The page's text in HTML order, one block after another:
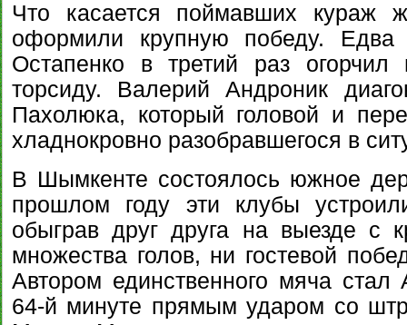
Что касается поймавших кураж
оформили крупную победу.
Остапенко в третий раз огорчил
торсиду. Валерий Андроник
Пахолюка, который головой и
хладнокровно разобравшегося в
В Шымкенте состоялось южное
прошлом году эти клубы
обыграв друг друга на выезде с
множества голов, ни гостевой
Автором единственного мяча
64-й минуте прямым ударом со